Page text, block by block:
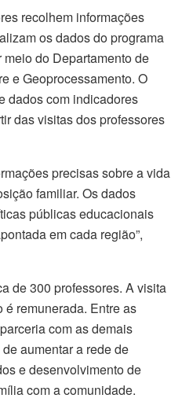
recolhem informações
os dados do programa
do Departamento de
e Geoprocessamento. O
dados com indicadores
das visitas dos professores
precisas sobre a vida
familiar. Os dados
públicas educacionais
em cada região”,
de 300 professores. A visita
remunerada. Entre as
com as demais
aumentar a rede de
e desenvolvimento de
com a comunidade.